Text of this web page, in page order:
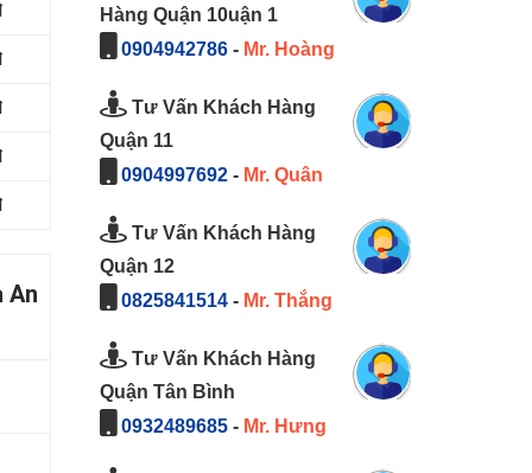
An
Hàng Quận 10uận 1
0904942786- Mr. Hoàng
Tư Vấn Khách Hàng
Quận 11
0904997692- Mr. Quân
Tư Vấn Khách Hàng
Quận 12
0825841514- Mr. Thắng
Tư Vấn Khách Hàng
Quận Tân Bình
0932489685- Mr. Hưng